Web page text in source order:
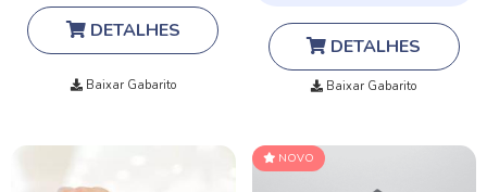
DETALHES
Baixar Gabarito
DETALHES
Baixar Gabarito
NOVO